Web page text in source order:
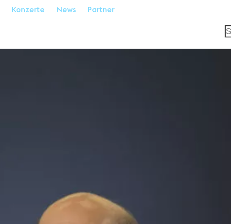
Konzerte News Partner